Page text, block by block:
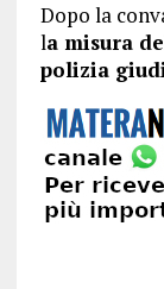
Dopo la
la misura
polizia